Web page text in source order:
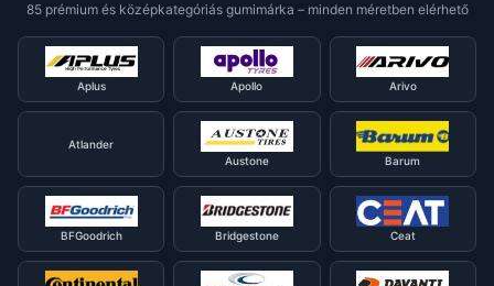
85 prémium és középkategóriás gumimárka – minden méretben elérhető
Aplus Apollo Arivo
Atlander
Austone
Barum
BFGoodrich Bridgestone Ceat